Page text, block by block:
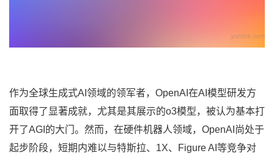
作为全球生成式AI领域的领军者，OpenAI在AI模型研发方
面取得了显著成就，尤其是其展示的o3模型，被认为基本打
开了AGI的大门。然而，在硬件机器人领域，OpenAI尚处于
起步阶段，短期内难以与特斯拉、1X、Figure AI等竞争对